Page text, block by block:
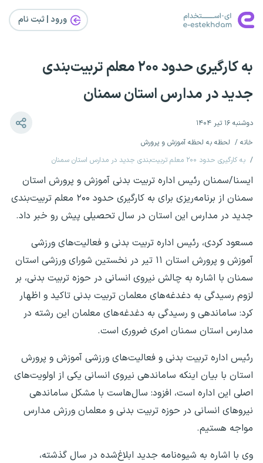
ورود | ثبت‌ نام
به کارگیری حدود ۲۰۰ معلم تربیت‌بندی
جدید در مدارس استان سمنان
دوشنبه ۱۶ تیر ۱۴۰۴
خانه
لحظه به لحظه آموزش و پرورش
به کارگیری حدود ۲۰۰ معلم تربیت‌بندی جدید در مدارس استان سمنان
ایسنا/سمنان رئیس اداره تربیت بدنی آموزش و پرورش استان
سمنان از برنامه‌ریزی برای به کارگیری حدود ۲۰۰ معلم تربیت‌بندی
جدید در مدارس این استان در سال تحصیلی پیش رو خبر داد.
مسعود کردی، رئیس اداره تربیت بدنی و فعالیت‌های ورزشی
آموزش و پرورش استان ۱۱ تیر در نخستین شورای ورزشی استان
سمنان با اشاره به چالش‌ نیروی انسانی در حوزه تربیت بدنی، بر
لزوم رسیدگی به دغدغه‌های معلمان تربیت بدنی تاکید و اظهار
کرد: ساماندهی و رسیدگی به دغدغه‌های معلمان این رشته در
مدارس استان سمنان امری ضروری است.
رئیس اداره تربیت بدنی و فعالیت‌های ورزشی آموزش و پرورش
استان با بیان اینکه ساماندهی نیروی انسانی یکی از اولویت‌های
اصلی این اداره است، افزود: سال‌هاست با مشکل ساماندهی
نیروهای انسانی در حوزه تربیت بدنی و معلمان ورزش مدارس
مواجه هستیم.
وی با اشاره به شیوه‌نامه جدید ابلاغ‌شده در سال گذشته،